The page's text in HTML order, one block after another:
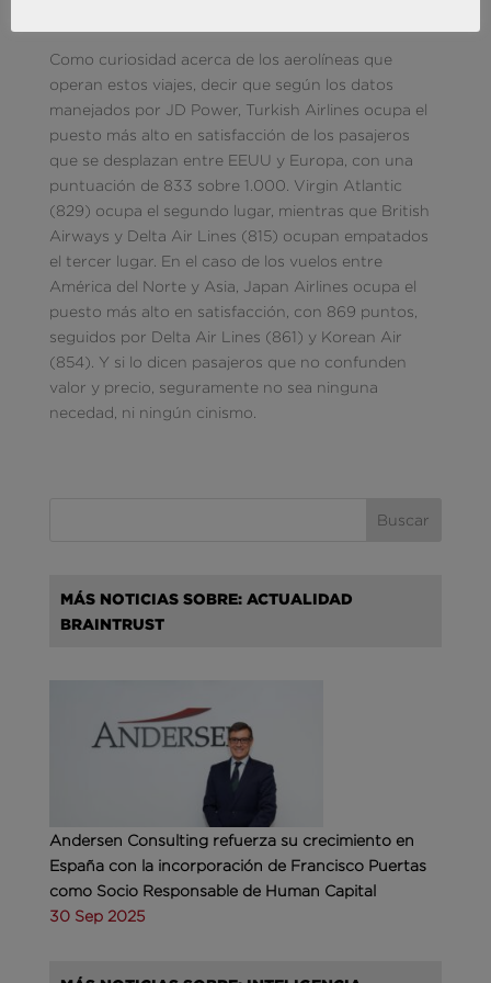
Como curiosidad acerca de los aerolíneas que
operan estos viajes, decir que según los datos
manejados por JD Power, Turkish Airlines ocupa el
puesto más alto en satisfacción de los pasajeros
que se desplazan entre EEUU y Europa, con una
puntuación de 833 sobre 1.000. Virgin Atlantic
(829) ocupa el segundo lugar, mientras que British
Airways y Delta Air Lines (815) ocupan empatados
el tercer lugar. En el caso de los vuelos entre
América del Norte y Asia, Japan Airlines ocupa el
puesto más alto en satisfacción, con 869 puntos,
seguidos por Delta Air Lines (861) y Korean Air
(854). Y si lo dicen pasajeros que no confunden
valor y precio, seguramente no sea ninguna
necedad, ni ningún cinismo.
MÁS NOTICIAS SOBRE: ACTUALIDAD
BRAINTRUST
Andersen Consulting refuerza su crecimiento en
España con la incorporación de Francisco Puertas
como Socio Responsable de Human Capital
30 Sep 2025